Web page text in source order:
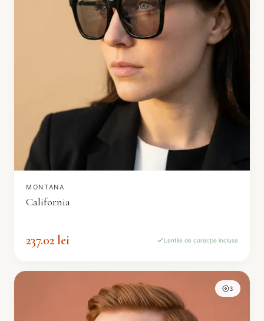
MONTANA
California
237.02 lei Lentile de corecție incluse
3